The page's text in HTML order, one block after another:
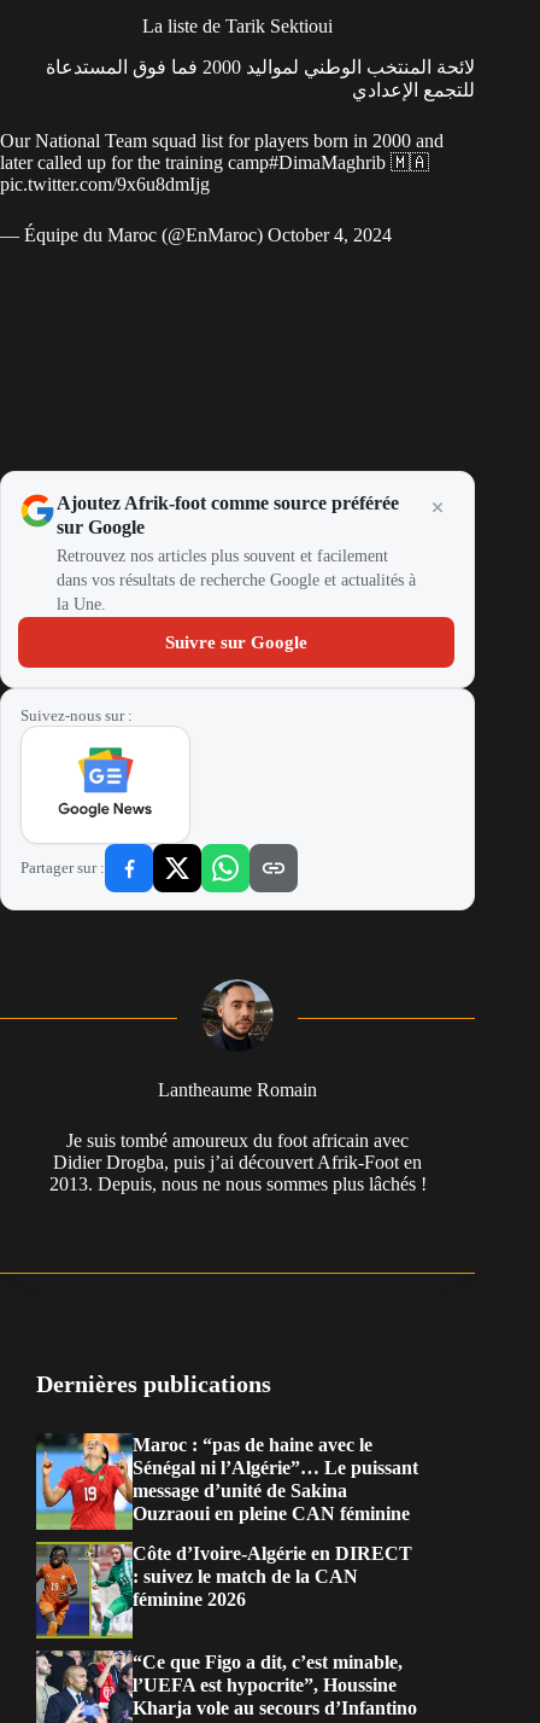
La liste de Tarik Sektioui
لائحة المنتخب الوطني لمواليد 2000 فما فوق المستدعاة
للتجمع الإعدادي
Our National Team squad list for players born in 2000 and
later called up for the training camp#DimaMaghrib 🇲🇦
pic.twitter.com/9x6u8dmIjg
— Équipe du Maroc (@EnMaroc) October 4, 2024
Ajoutez Afrik-foot comme source préférée
sur Google
Retrouvez nos articles plus souvent et facilement
dans vos résultats de recherche Google et actualités à
la Une.
Suivre sur Google
Suivez-nous sur :
Partager sur :
Lantheaume Romain
Je suis tombé amoureux du foot africain avec
Didier Drogba, puis j’ai découvert Afrik-Foot en
2013. Depuis, nous ne nous sommes plus lâchés !
Dernières publications
Maroc : “pas de haine avec le
Sénégal ni l’Algérie”… Le puissant
message d’unité de Sakina
Ouzraoui en pleine CAN féminine
Côte d’Ivoire-Algérie en DIRECT
: suivez le match de la CAN
féminine 2026
“Ce que Figo a dit, c’est minable,
l’UEFA est hypocrite”, Houssine
Kharja vole au secours d’Infantino